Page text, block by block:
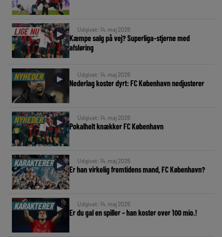
LIGE NU ► Udgivet: 14. maj 2026
Kæmpe salg på vej? Superliga-stjerne med
afsløring
NYHEDER ► Udgivet: 14. maj 2026
Nederlag koster dyrt: FC København nedjusterer
NYHEDER ► Udgivet: 14. maj 2026
Pokalhelt knækker FC København
KARAKTERER► Udgivet: 14. maj 2026
Er han virkelig fremtidens mand, FC København?
KARAKTERER ► Udgivet: 14. maj 2026
Er du gal en spiller – han koster over 100 mio.!